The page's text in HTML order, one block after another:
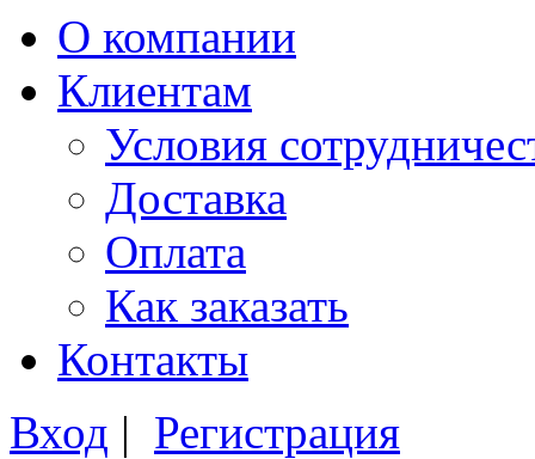
О компании
Клиентам
Условия
Доставка
Оплата
Как заказать
Контакты
Вход | Регистрация